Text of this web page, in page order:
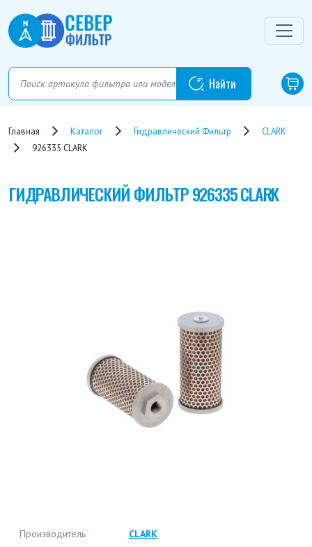
Главная Каталог Гидравлический Фильтр
CLARK
926335 CLARK
ГИДРАВЛИЧЕСКИЙ ФИЛЬТР926335 CLARK
Производитель CLARK